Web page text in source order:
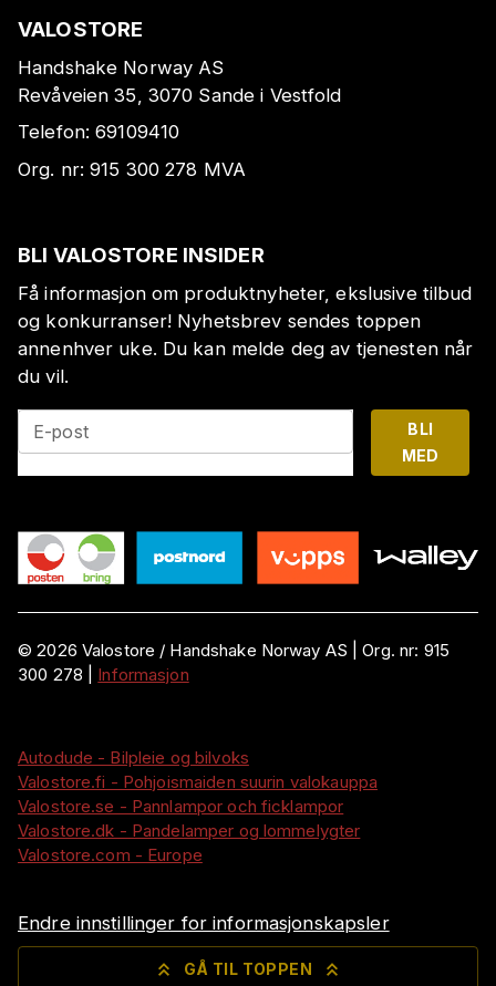
VALOSTORE
Handshake Norway AS
Revåveien 35, 3070 Sande i Vestfold
Telefon:69109410
Org. nr:915 300 278 MVA
BLI VALOSTORE INSIDER
Få informasjon om produktnyheter, ekslusive tilbud
og konkurranser! Nyhetsbrev sendes toppen
annenhver uke. Du kan melde deg av tjenesten når
du vil.
E-post
BLI
MED
©2026 Valostore / Handshake Norway AS |Org. nr: 915
300 278
Informasjon
Autodude - Bilpleie og bilvoks
Valostore.fi - Pohjoismaiden suurin valokauppa
Valostore.se - Pannlampor och ficklampor
Valostore.dk - Pandelamper og lommelygter
Valostore.com - Europe
Endre innstillinger for informasjonskapsler
GÅ TIL TOPPEN